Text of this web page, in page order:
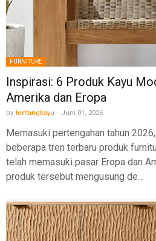
FURNITURE
Inspirasi: 6 Produk Kayu
Amerika dan Eropa
by tentangkayu - Juni 01, 2026
Memasuki pertengahan tahun
beberapa tren terbaru produk
telah memasuki pasar Eropa dan
produk tersebut mengusung de…